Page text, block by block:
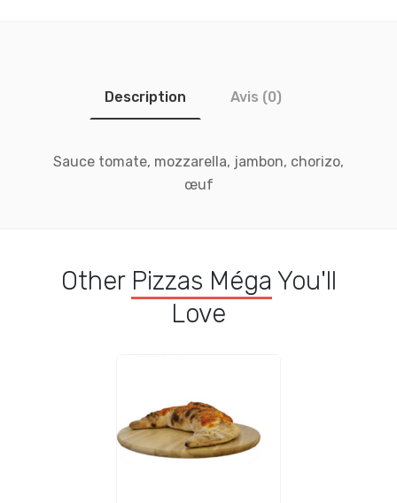
Description Avis (0)
Sauce tomate, mozzarella, jambon, chorizo,
œuf
Other Pizzas Méga You'll
Love